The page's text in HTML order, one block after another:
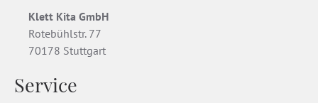
Klett Kita GmbH
Rotebühlstr. 77
70178 Stuttgart
Service